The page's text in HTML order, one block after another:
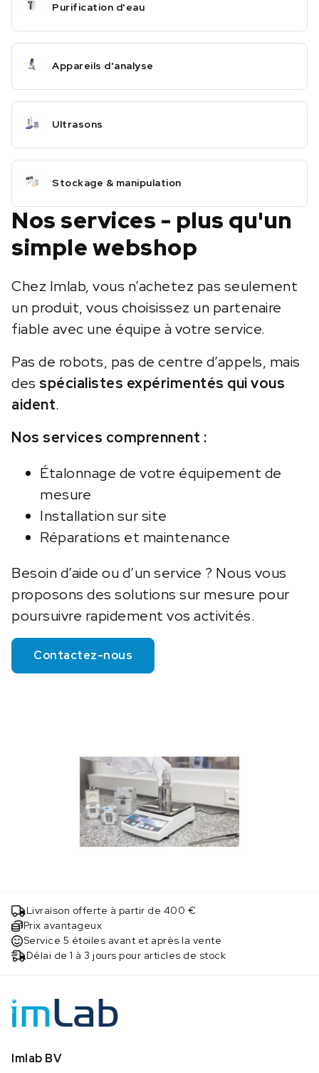
Purification d'eau
Appareils d'analyse
Ultrasons
Stockage & manipulation
Nos services - plus qu'un
simple webshop
Chez Imlab, vous n’achetez pas seulement
un produit, vous choisissez un partenaire
fiable avec une équipe à votre service.
Pas de robots, pas de centre d’appels, mais
des spécialistes expérimentés qui vous
aident.
Nos services comprennent :
Étalonnage de votre équipement de
mesure
Installation sur site
Réparations et maintenance
Besoin d’aide ou d’un service ? Nous vous
proposons des solutions sur mesure pour
poursuivre rapidement vos activités.
Contactez-nous
Livraison offerte à partir de 400 €
Prix avantageux
Service 5 étoiles avant et après la vente
Délai de 1 à 3 jours pour articles de stock
Imlab BV